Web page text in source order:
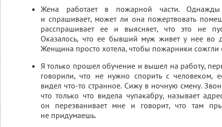
Жена работает в пожарной части.
и спрашивает, может ли она пожертвовать
расспрашивает ее и выясняет, что это не
Оказалось, что ее бывший муж живет у нее во
Женщина просто хотела, чтобы пожарники сожгли
Я только прошел обучение и вышел на работу,
говорили, что не нужно спорить с человеком,
видел что-то странное. Сижу в ночную смену.
что только что видела чупакабру, называет
он перезванивает мне и говорит, что там
не придумаешь.